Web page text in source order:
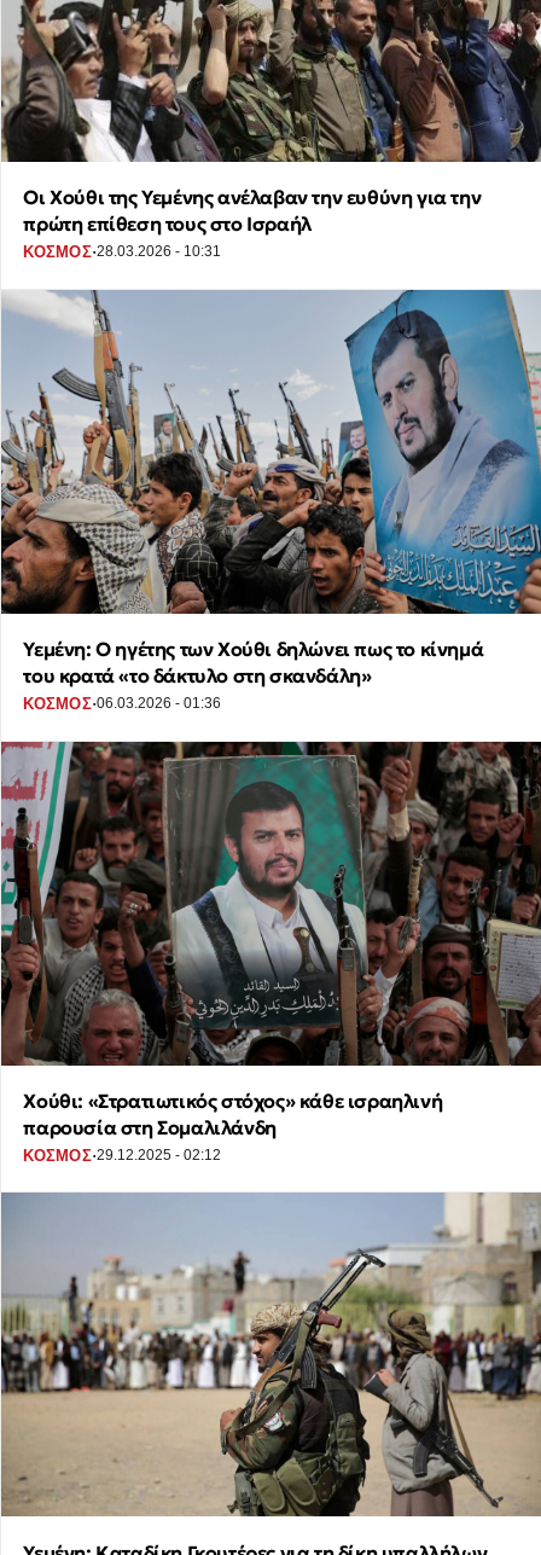
Οι Χούθι της Υεμένης ανέλαβαν την ευθύνη για την
πρώτη επίθεση τους στο Ισραήλ
ΚΟΣΜΟΣ·28.03.2026 - 10:31
Υεμένη: Ο ηγέτης των Χούθι δηλώνει πως το κίνημά
του κρατά «το δάκτυλο στη σκανδάλη»
ΚΟΣΜΟΣ·06.03.2026 - 01:36
Χούθι: «Στρατιωτικός στόχος» κάθε ισραηλινή
παρουσία στη Σομαλιλάνδη
ΚΟΣΜΟΣ·29.12.2025 - 02:12